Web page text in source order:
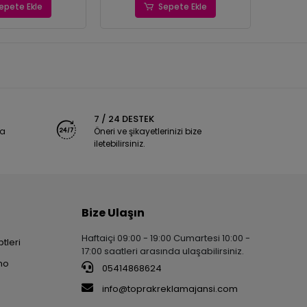
Ekle Sepete Ekle
7 / 24 DESTEK
Öneri ve şikayetlerinizi bize
iletebilirsiniz.
Bize Ulaşın
Haftaiçi 09:00 - 19:00 Cumartesi 10:00 -
17:00 saatleri arasında ulaşabilirsiniz.
05414868624
info@toprakreklamajansi.com